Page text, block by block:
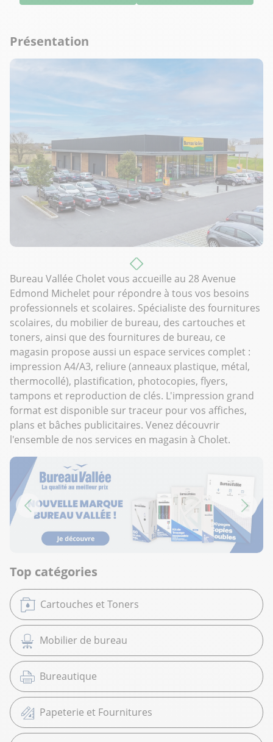
Présentation
Bureau Vallée Cholet vous accueille au 28 Avenue
Edmond Michelet pour répondre à tous vos besoins
professionnels et scolaires. Spécialiste des fournitures
scolaires, du mobilier de bureau, des cartouches et
toners, ainsi que des fournitures de bureau, ce
magasin propose aussi un espace services complet :
impression A4/A3, reliure (anneaux plastique, métal,
thermocollé), plastification, photocopies, flyers,
tampons et reproduction de clés. L'impression grand
format est disponible sur traceur pour vos affiches,
plans et bâches publicitaires. Venez découvrir
l'ensemble de nos services en magasin à Cholet.
Top catégories
Cartouches et Toners
Mobilier de bureau
Bureautique
Papeterie et Fournitures